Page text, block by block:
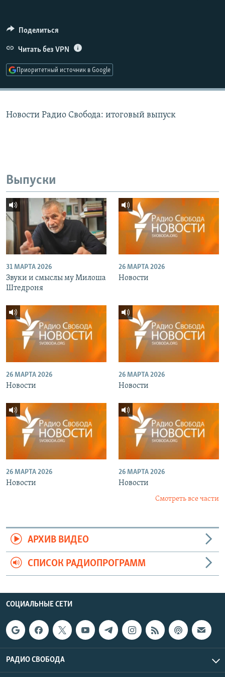
ПОДПИШИТЕСЬ НА РАССЫЛКУ
СОЦИАЛЬНЫЕ СЕТИ
Поделиться
Читать без VPN
Приоритетный источник в Google
Новости Радио Свобода: итоговый выпуск
Выпуски
31 МАРТА 2026
Звуки и смыслы му Милоша
Штедроня
26 МАРТА 2026
Новости
26 МАРТА 2026
Новости
26 МАРТА 2026
Новости
26 МАРТА 2026
Новости
26 МАРТА 2026
Новости
Смотреть все части
АРХИВ ВИДЕО
СПИСОК РАДИОПРОГРАММ
СОЦИАЛЬНЫЕ СЕТИ
РАДИО СВОБОДА